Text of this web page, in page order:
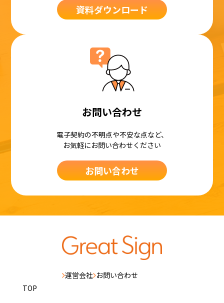
資料ダウンロード
お問い合わせ
電子契約の不明点や不安な点など、
お気軽にお問い合わせください
お問い合わせ
運営会社 お問い合わせ
TOP